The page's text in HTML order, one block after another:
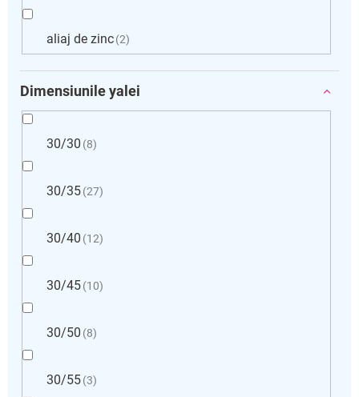
aliaj de zinc 2
Dimensiunile yalei
30/30 8
30/35 27
30/40 12
30/45 10
30/50 8
30/55 3